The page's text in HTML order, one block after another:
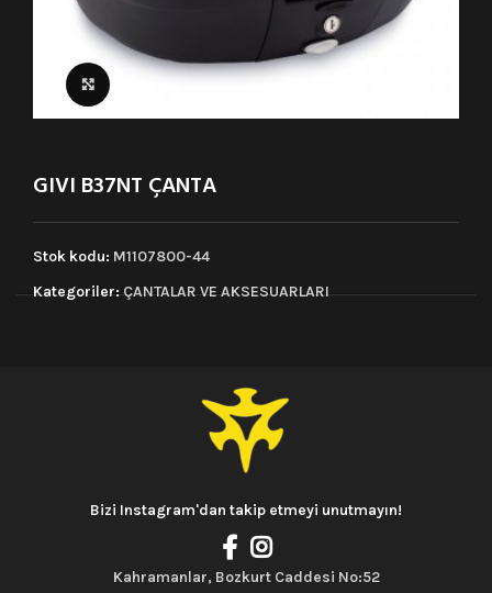
GIVI B37NT ÇANTA
Stok kodu: M1107800-44
Kategoriler:ÇANTALAR VE AKSESUARLARI
Bizi Instagram'dan takip etmeyi unutmayın!
Kahramanlar, Bozkurt Caddesi No:52